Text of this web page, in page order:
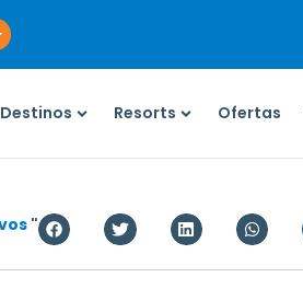
Destinos Resorts Ofertas
"